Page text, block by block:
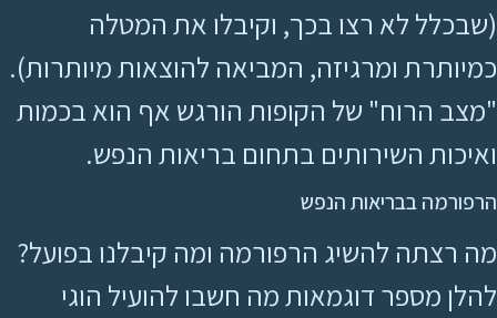
(שבכלל לא רצו בכך, וקיבלו את המטלה
כמיותרת ומרגיזה, המביאה להוצאות מיותרות).
"מצב הרוח" של הקופות הורגש אף הוא בכמות
ואיכות השירותים בתחום בריאות הנפש.
הרפורמה בבריאות הנפש
מה רצתה להשיג הרפורמה ומה קיבלנו בפועל?
להלן מספר דוגמאות מה חשבו להועיל הוגי